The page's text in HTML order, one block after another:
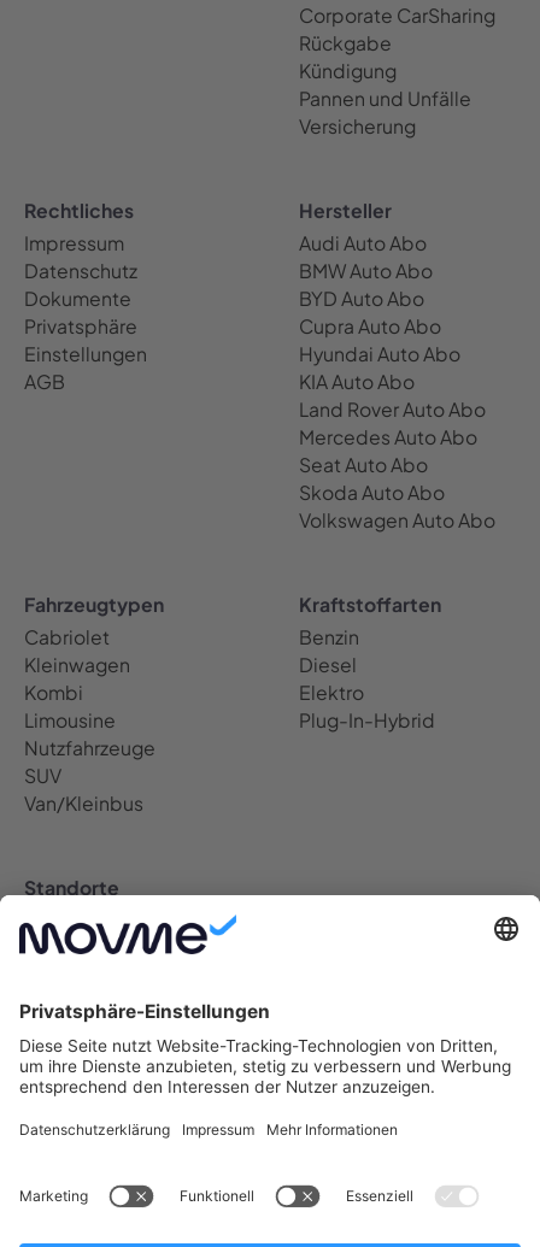
Corporate CarSharing
Rückgabe
Kündigung
Pannen und Unfälle
Versicherung
Rechtliches
Impressum
Datenschutz
Dokumente
Privatsphäre
Einstellungen
AGB
Hersteller
Audi Auto Abo
BMW Auto Abo
BYD Auto Abo
Cupra Auto Abo
Hyundai Auto Abo
KIA Auto Abo
Land Rover Auto Abo
Mercedes Auto Abo
Seat Auto Abo
Skoda Auto Abo
Volkswagen Auto Abo
Fahrzeugtypen
Cabriolet
Kleinwagen
Kombi
Limousine
Nutzfahrzeuge
SUV
Van/Kleinbus
Kraftstoffarten
Benzin
Diesel
Elektro
Plug-In-Hybrid
Standorte
Auto Abo Deutschland
Berlin Auto Abo
Dresden Auto Abo
Düsseldorf Auto Abo
Frankfurt Auto Abo
Hamburg Auto Abo
Köln Auto Abo
München Auto Abo